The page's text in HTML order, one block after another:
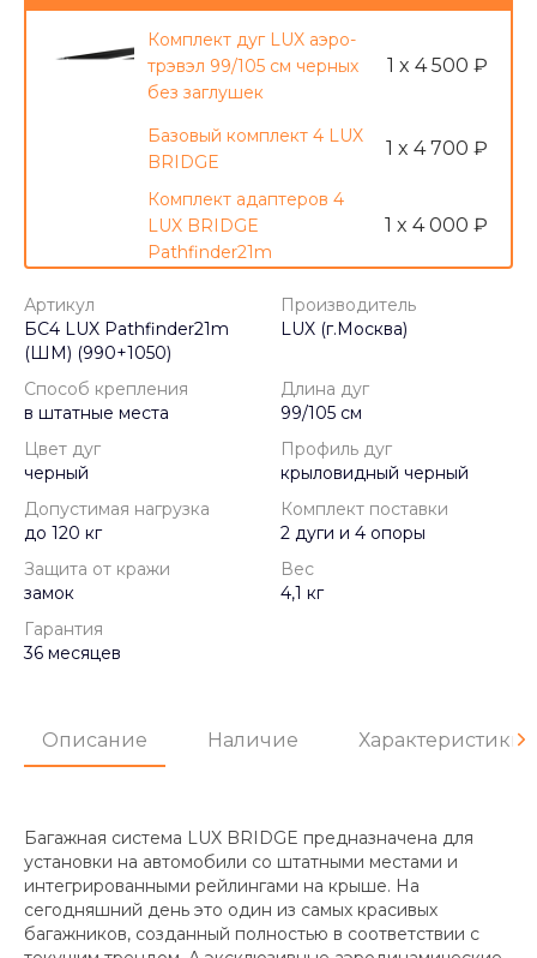
Комплект дуг LUX аэро-
трэвэл 99/105 см черных
без заглушек
1 x 4 500 ₽
Базовый комплект 4 LUX
BRIDGE
1 x 4 700 ₽
Комплект адаптеров 4
LUX BRIDGE
Pathfinder21m
1 x 4 000 ₽
Артикул
БС4 LUX Pathfinder21m
(ШМ) (990+1050)
Производитель
LUX (г.Москва)
Способ крепления
в штатные места
Длина дуг
99/105 см
Цвет дуг
черный
Профиль дуг
крыловидный черный
Допустимая нагрузка
до 120 кг
Комплект поставки
2 дуги и 4 опоры
Защита от кражи
замок
Вес
4,1 кг
Гарантия
36 месяцев
Описание Наличие Характеристики
Багажная система LUX BRIDGE предназначена для
установки на автомобили со штатными местами и
интегрированными рейлингами на крыше. На
сегодняшний день это один из самых красивых
багажников, созданный полностью в соответствии с